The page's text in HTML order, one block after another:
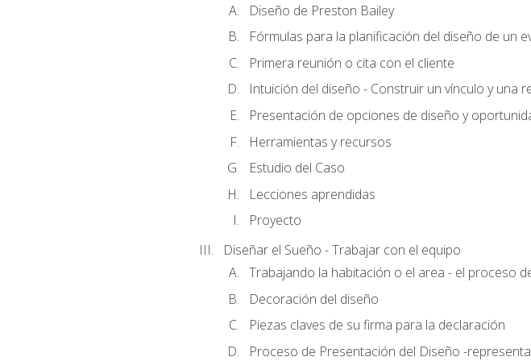
Diseño de Preston Bailey
Fórmulas para la planificación del diseño de un
Primera reunión o cita con el cliente
Intuición del diseño - Construir un vínculo y una
Presentación de opciones de diseño y
Herramientas y recursos
Estudio del Caso
Lecciones aprendidas
Proyecto
Diseñar el Sueño - Trabajar con el equipo
Trabajando la habitación o el area - el proceso
Decoración del diseño
Piezas claves de su firma para la declaración
Proceso de Presentación del Diseño -